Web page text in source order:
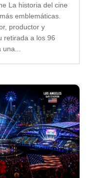
La historia del cine
emblemáticas.
productor y
retirada a los 96